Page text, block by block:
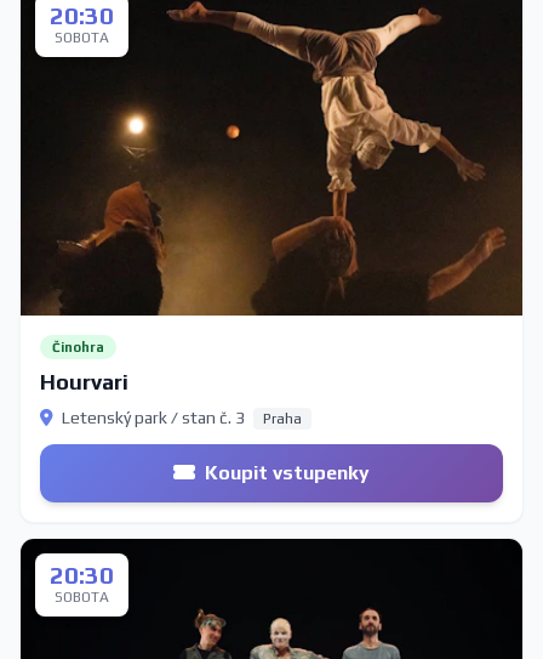
20:30
SOBOTA
Činohra
Hourvari
Letenský park / stan č. 3 Praha
Koupit vstupenky
20:30
SOBOTA